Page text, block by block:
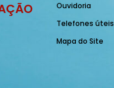
Ouvidoria
Telefones úteis
Mapa do Site